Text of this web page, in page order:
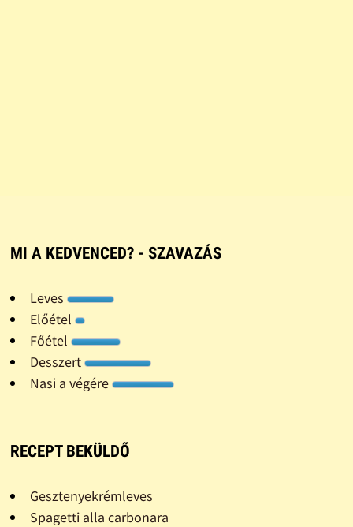
MI A KEDVENCED? - SZAVAZÁS
Leves
Előétel
Főétel
Desszert
Nasi a végére
RECEPT BEKÜLDŐ
Gesztenyekrémleves
Spagetti alla carbonara